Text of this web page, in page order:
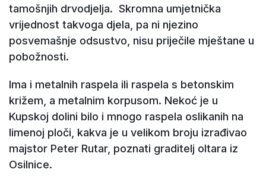
tamošnjih drvodjelja. Skromna umjetnička
vrijednost takvoga djela, pa ni njezino
posvemašnje odsustvo, nisu priječile mještane u
pobožnosti.
Ima i metalnih raspela ili raspela s betonskim
križem, a metalnim korpusom. Nekoć je u
Kupskoj dolini bilo i mnogo raspela oslikanih na
limenoj ploči, kakva je u velikom broju izrađivao
majstor Peter Rutar, poznati graditelj oltara iz
Osilnice.